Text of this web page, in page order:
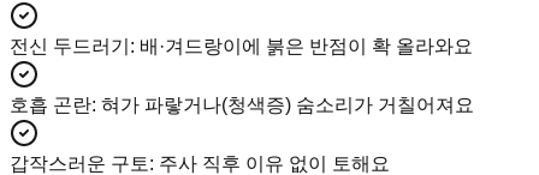
전신 두드러기 : 배·겨드랑이에 붉은 반점이 확 올라와요
호흡 곤란: 혀가 파랗거나(청색증) 숨소리가 거칠어져요
갑작스러운 구토: 주사 직후 이유 없이 토해요